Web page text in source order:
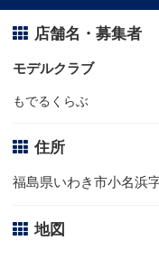
店舗名・募集者
モデルクラブ
もでるくらぶ
住所
福島県いわき市小名浜
地図